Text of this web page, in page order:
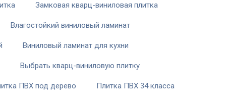
Замковая кварц-виниловая плитка
Влагостойкий виниловый ламинат
Виниловый ламинат для кухни
Выбрать кварц-виниловую плитку
ПВХ под дерево Плитка ПВХ 34 класса